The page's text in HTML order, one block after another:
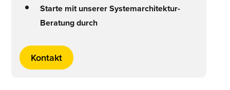
Starte mit unserer Systemarchitektur-
Beratung durch
Kontakt